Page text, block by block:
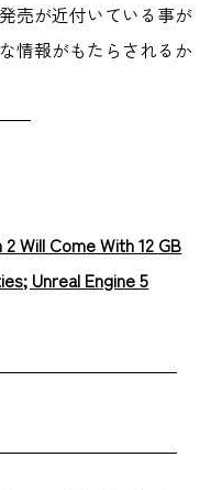
売が近付いている事が
情報がもたらされるか
Will Come With 12 GB
Unreal Engine 5